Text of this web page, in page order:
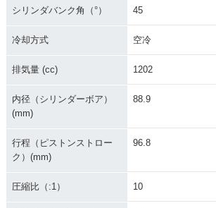
シリンダバンク角（°） 45
冷却方式 空冷
排気量 (cc) 1202
内径（シリンダーボア）
(mm)
88.9
行程（ピストンストロー
ク）(mm)
96.8
圧縮比（:1） 10